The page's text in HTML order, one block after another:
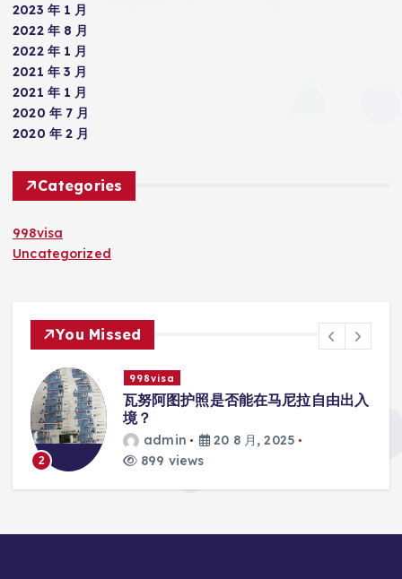
2023 年 1 月
2022 年 8 月
2022 年 1 月
2021 年 3 月
2021 年 1 月
2020 年 7 月
2020 年 2 月
Categories
998visa
Uncategorized
You Missed
马尼拉自由出入
, 2025
3
瓦努阿图护照是否能在马
admin